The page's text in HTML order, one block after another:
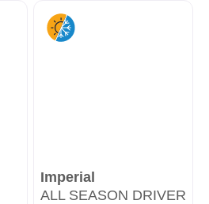
Imperial
ALL SEASON DRIVER